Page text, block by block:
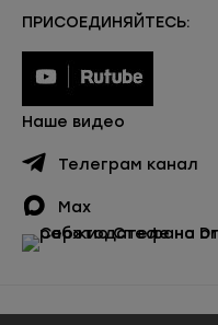
ПРИСОЕДИНЯЙТЕСЬ:
Наше видео
Телеграм канал
Max